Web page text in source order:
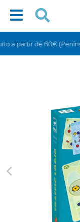
de 60€ (Península).